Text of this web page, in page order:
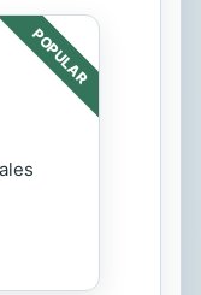
POPULAR